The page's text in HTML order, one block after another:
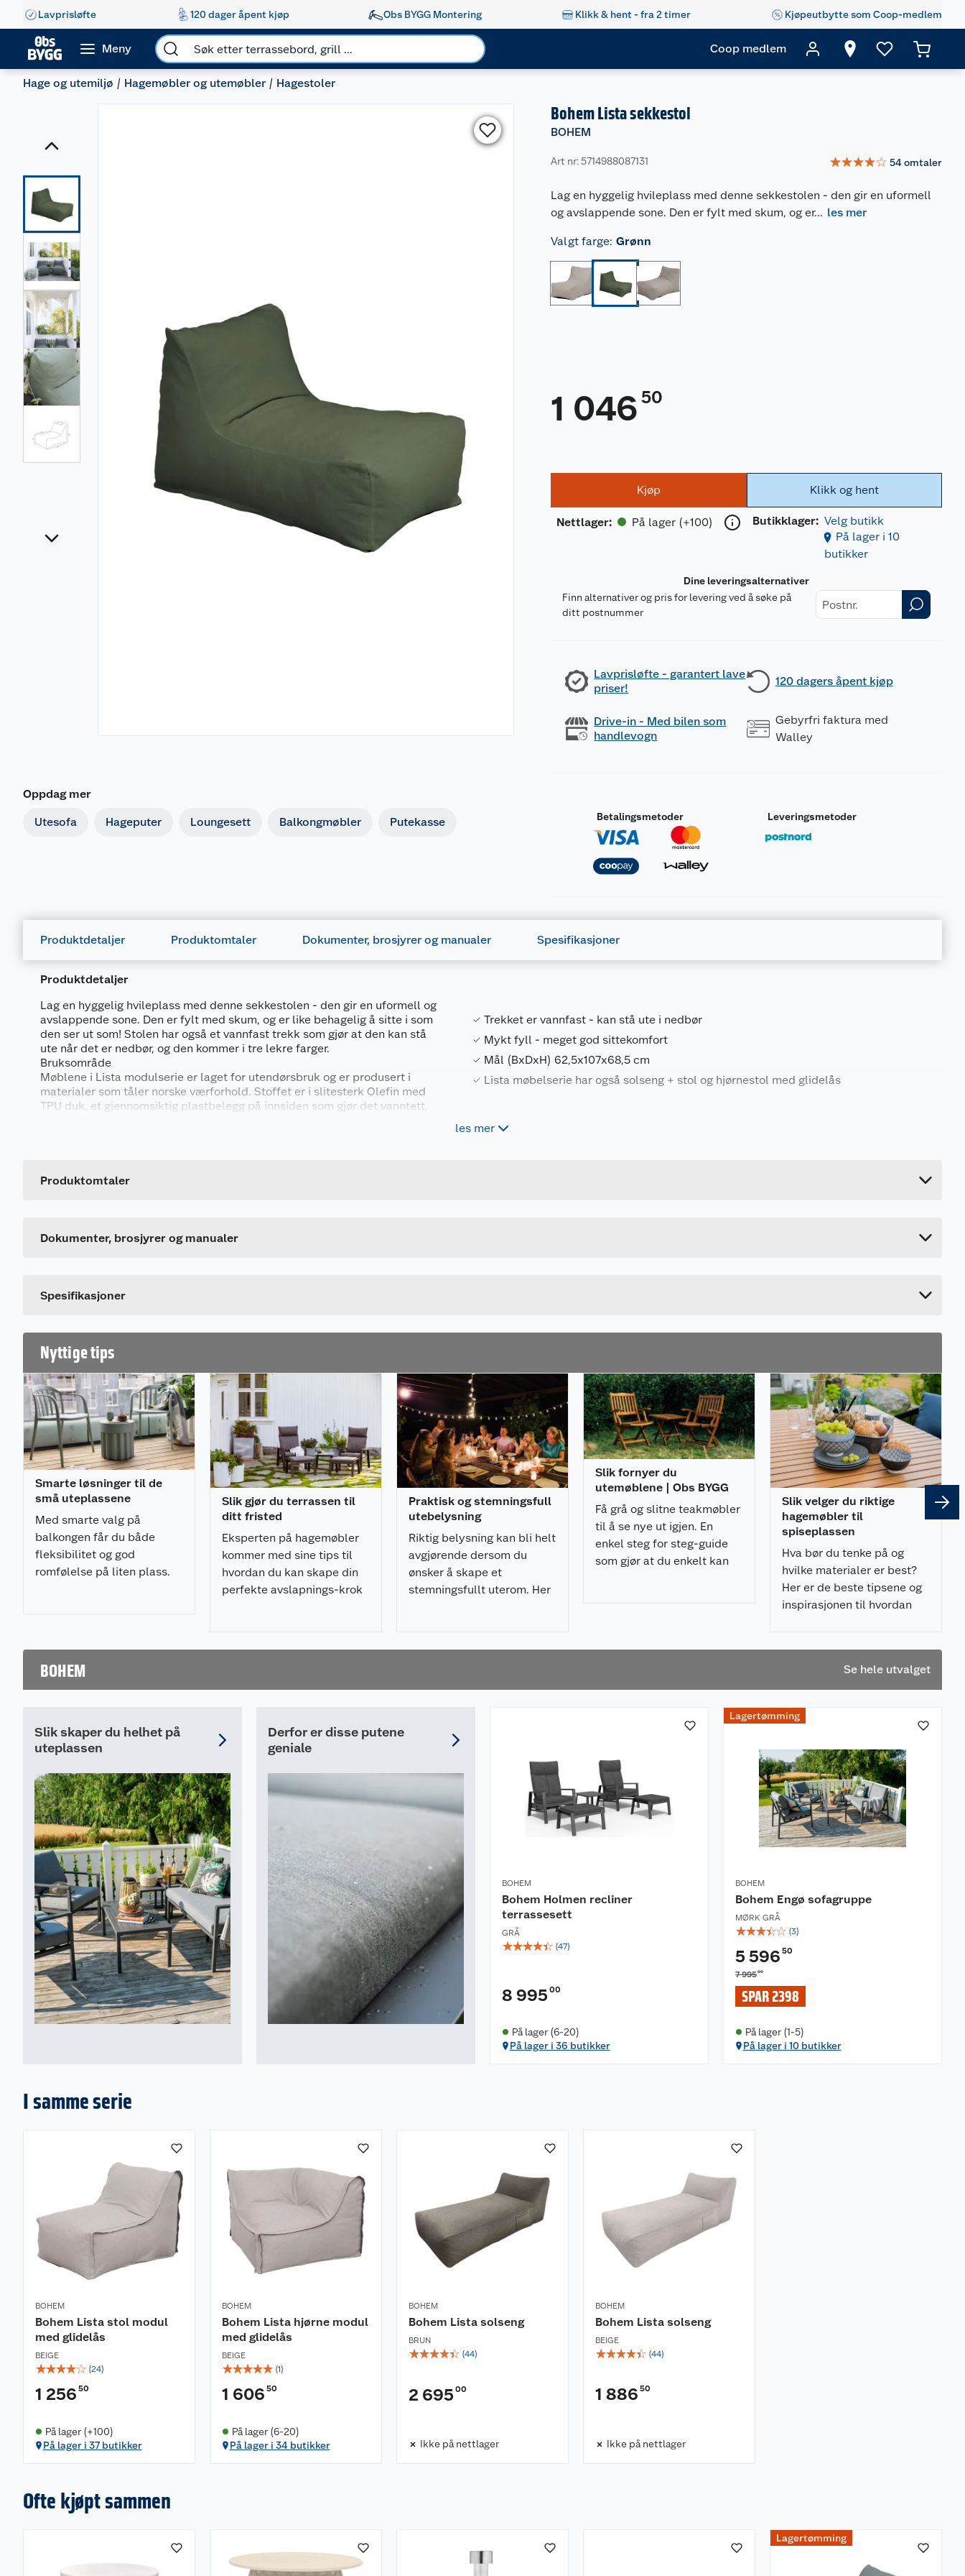
Lavprisløfte 120 dager åpent kjøp Obs BYGG Montering Klikk & hent - fra 2 timer Kjøpeutbytte som Coop-medlem
Meny Coop medlem
Hage og utemiljø Hagemøbler og utemøbler Hagestoler
Oppdag mer
Utesofa Hageputer Loungesett Balkongmøbler Putekasse
Bohem Lista sekkestol
BOHEM
Art nr: 5714988087131 ☆☆☆☆☆ 54omtaler
Lag en hyggelig hvileplass med denne sekkestolen - den gir en uformell
og avslappende sone. Den er fylt med skum, og er... les mer
Valgt farge: Grønn
1 046 50
Kjøp
Nettlager: På lager (+100)
Klikk og hent
Butikklager: Velg butikk
På lager i 10
butikker
Dine leveringsalternativer
Finn alternativer og pris for levering ved å søke på
ditt postnummer
Lavprisløfte - garantert lave
priser!
120 dagers åpent kjøp
Drive-in - Med bilen som
handlevogn
Gebyrfri faktura med
Walley
Betalingsmetoder Leveringsmetoder
Produktdetaljer Produktomtaler Dokumenter, brosjyrer og manualer Spesifikasjoner
Produktdetaljer
Lag en hyggelig hvileplass med denne sekkestolen - den gir en uformell og
avslappende sone. Den er fylt med skum, og er like behagelig å sitte i som
den ser ut som! Stolen har også et vannfast trekk som gjør at den kan stå
ute når det er nedbør, og den kommer i tre lekre farger.
Bruksområde
Møblene i Lista modulserie er laget for utendørsbruk og er produsert i
materialer som tåler norske værforhold. Stoffet er i slitesterk Olefin med
TPU duk, et gjennomsiktig plastbelegg på innsiden som gjør det vanntett,
Lista modul møbelserie
eller fire stoler sammen til en sofa.
Trekket er vannfast - denne kan stå ute ved regn, og stoffet tørker fort
Antall sitteplasser: 1
Materiale
Fyll: skum, mellom 28-35 kg/m3
Stoff: 240 gram Olefin
Med TPU plastbelegg på innsiden – vanntett
Anti-UV (1000 timer) - forhindrer bleking av solen
Mål
* Bredde 62,5 cm
* Dybde: 107 cm
* Høyde: 68,5 cm
* Sittehøyde (cm): 37
* Setedybde (cm): 60
* Setebredde (cm): 73
* Maks belastning (kg): 110 kg
Antall kartonger 1
Leveres vakumpakket: Ved utpakking er det viktig og følge
tilpasning, og etter 24 timer er skummet i sin normale størrelse og du vil ha
en flott sitteplass i hagen.
Vedlikehold
Kan rengjøres med fuktig klut, bruk eventuelt litt såpevann.
Trekket er vannfast - kan stå ute i nedbør
Mykt fyll - meget god sittekomfort
Mål (BxDxH) 62,5x107x68,5 cm
Lista møbelserie har også solseng + stol og hjørnestol med glidelås
les mer
Produktomtaler
Dokumenter, brosjyrer og manualer
Spesifikasjoner
Leverandørens artikkelnummer
Nyttige tips
Smarte løsninger til de
små uteplassene
Med smarte valg på
balkongen får du både
fleksibilitet og god
romfølelse på liten plass.
Slik gjør du terrassen til
ditt fristed
Eksperten på hagemøbler
kommer med sine tips til
hvordan du kan skape din
perfekte avslapnings-krok
Praktisk og stemningsfull
utebelysning
Riktig belysning kan bli helt
avgjørende dersom du
ønsker å skape et
stemningsfullt uterom. Her
Slik fornyer du
utemøblene | Obs BYGG
Få grå og slitne teakmøbler
til å se nye ut igjen. En
enkel steg for steg-guide
som gjør at du enkelt kan
Slik velger du riktige
hagemøbler til
spiseplassen
Hva bør du tenke på og
hvilke materialer er best?
Her er de beste tipsene og
inspirasjonen til hvordan
BOHEM Se hele utvalget
Slik skaper du helhet på
uteplassen
Derfor er disse putene
geniale
BOHEM
Bohem Holmen recliner
terrassesett
GRÅ
☆☆☆☆☆ (47)
8 995 00
På lager (6-20)
På lager i 36 butikker
Lagertømming
BOHEM
Bohem Engø sofagruppe
MØRK GRÅ
☆☆☆☆☆ (3)
5 596 50
7 99500
SPAR 2398
På lager (1-5)
På lager i 10 butikker
I samme serie
BOHEM
Bohem Lista stol modul
med glidelås
BEIGE
☆☆☆☆☆ (24)
1 256 50
På lager (+100)
På lager i 37 butikker
BOHEM
Bohem Lista hjørne modul
med glidelås
BEIGE
☆☆☆☆☆ (1)
1 606 50
På lager (6-20)
På lager i 34 butikker
BOHEM
Bohem Lista solseng
BRUN
☆☆☆☆☆ (44)
2 695 00
Ikke på nettlager
BOHEM
Bohem Lista solseng
BEIGE
☆☆☆☆☆ (44)
1 886 50
Ikke på nettlager
Ofte kjøpt sammen
Lagertømming